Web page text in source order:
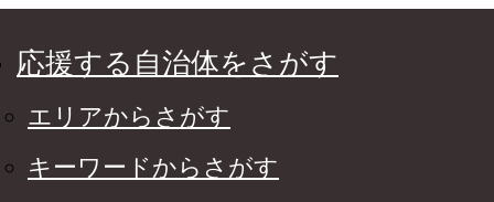
応援する自治体をさがす
エリアからさがす
キーワードからさがす